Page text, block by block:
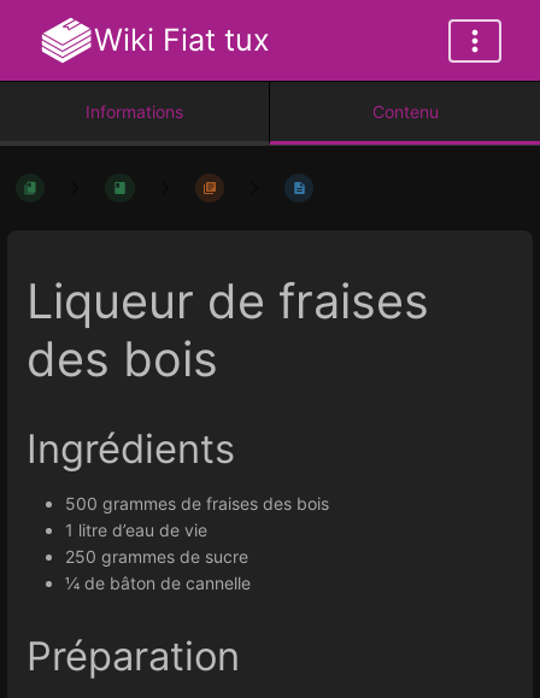
Wiki Fiat tux
Informations Contenu
Liqueur de fraises
des bois
Ingrédients
500 grammes de fraises des bois
1 litre d’eau de vie
250 grammes de sucre
¼ de bâton de cannelle
Préparation